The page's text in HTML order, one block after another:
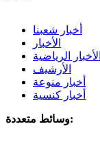
أخبار شعبنا
الأخبار
الأخبار الرياضية
الأرشيف
أخبار منوعة
أخبار كنسية
وسائط متعددة: